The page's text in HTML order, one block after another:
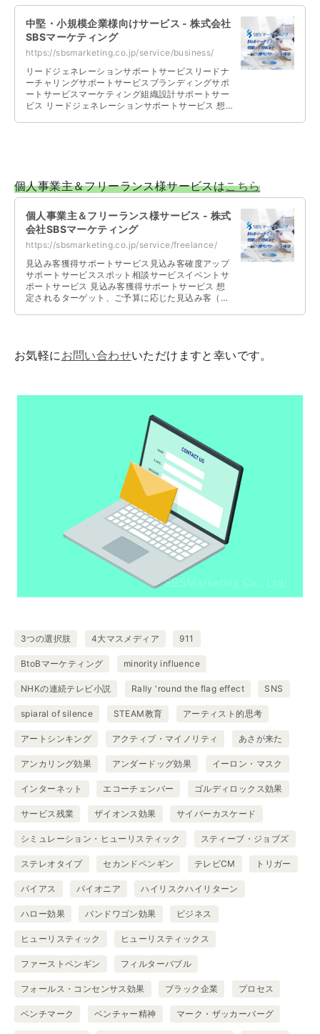
中堅・小規模企業様向けサービス - 株式会社
SBSマーケティング
https://sbsmarketing.co.jp/service/business/
リードジェネレーションサポートサービスリードナ
ーチャリングサポートサービスブランディングサポ
ートサービスマーケティング組織設計サポートサー
ビス リードジェネレーションサポートサービス 想
個人事業主＆フリーランス様サービスはこちら
個人事業主＆フリーランス様サービス - 株式
会社SBSマーケティング
https://sbsmarketing.co.jp/service/freelance/
見込み客獲得サポートサービス見込み客確度アップ
サポートサービススポット相談サービスイベントサ
ポートサービス 見込み客獲得サポートサービス 想
定されるターゲット、ご予算に応じた見込み客（リ
お気軽に お問い合わせいただけますと幸いです。
3つの選択肢 4大マスメディア 911
BtoBマーケティング minority influence
NHKの連続テレビ小説 Rally 'round the flag effect SNS
spiaral of silence STEAM教育 アーティスト的思考
アートシンキング アクティブ・マイノリティ あさが来た
アンカリング効果 アンダードッグ効果 イーロン・マスク
インターネット エコーチェンバー ゴルディロックス効果
サービス残業 ザイオンス効果 サイバーカスケード
シミュレーション・ヒューリスティック スティーブ・ジョブズ
ステレオタイプ セカンドペンギン テレビCM トリガー
バイアス パイオニア ハイリスクハイリターン
ハロー効果 バンドワゴン効果 ビジネス
ヒューリスティック ヒューリスティックス
ファーストペンギン フィルターバブル
フォールス・コンセンサス効果 ブラック企業 プロセス
ベンチマーク ベンチャー精神 マーク・ザッカーバーグ